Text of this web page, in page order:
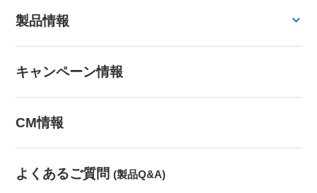
製品情報
キャンペーン情報
CM情報
よくあるご質問 (製品Q&A)